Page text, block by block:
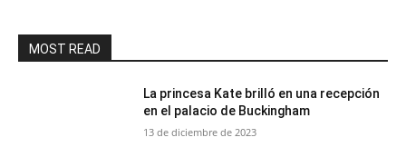
MOST READ
La princesa Kate brilló en una recepción
en el palacio de Buckingham
13 de diciembre de 2023